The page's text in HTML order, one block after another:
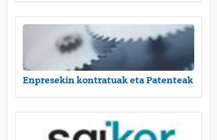
Enpresekin kontratuak eta Patenteak